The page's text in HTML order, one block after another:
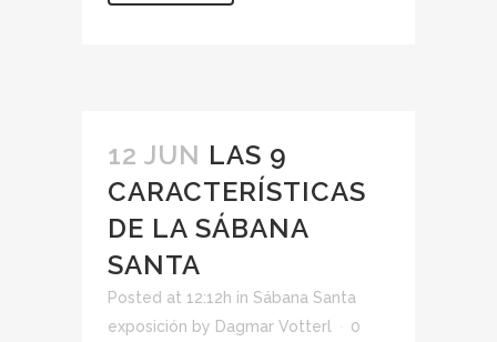
12 JUN LAS 9
CARACTERÍSTICAS
DE LA SÁBANA
SANTA
Posted at 12:12h in Sábana Santa
exposición by Dagmar Votterl 0